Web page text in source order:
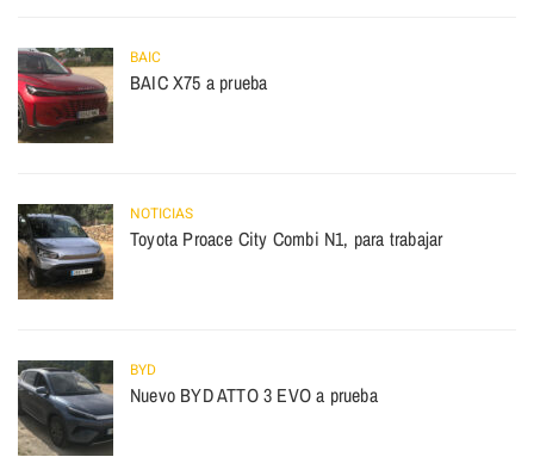
BAIC
BAIC X75 a prueba
NOTICIAS
Toyota Proace City Combi N1, para trabajar
BYD
Nuevo BYD ATTO 3 EVO a prueba